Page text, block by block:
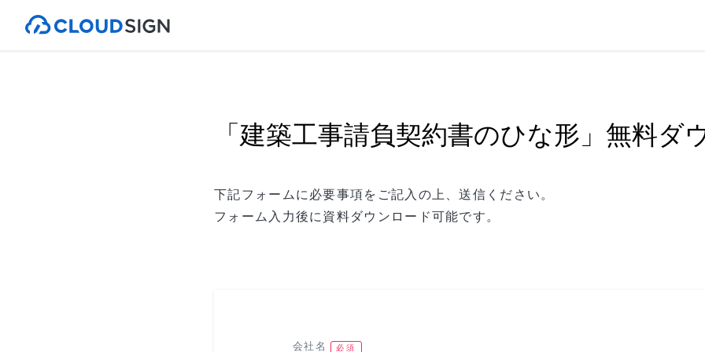
「建築工事請負契約書のひな形」無料ダ
下記フォームに必要事項をご記入の上、送信ください。
フォーム入力後に資料ダウンロード可能です。
会社名